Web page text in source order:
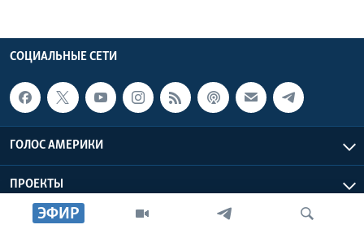
ЭФИР
СОЦИАЛЬНЫЕ СЕТИ
ГОЛОС АМЕРИКИ
ПРОЕКТЫ